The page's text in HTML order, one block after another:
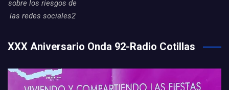
sobre los riesgos de
las redes sociales2
XXX Aniversario Onda 92-Radio Cotillas